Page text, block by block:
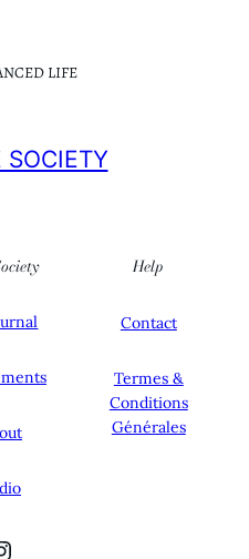
LIFE
Help
Contact
Termes &
Conditions
Générales